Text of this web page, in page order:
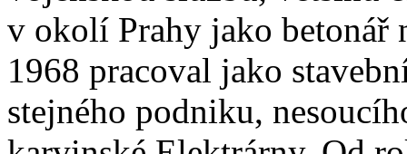
v okolí Prahy jako betonář
1968 pracoval jako
stejného podniku,